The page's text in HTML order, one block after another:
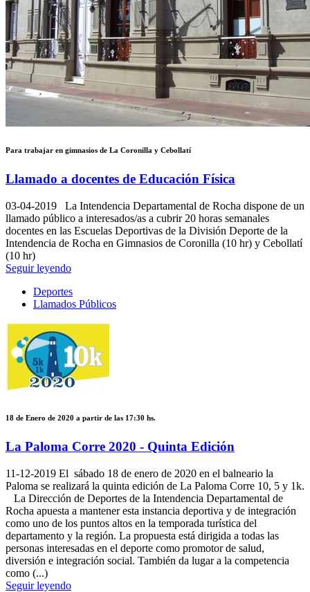
Para trabajar en gimnasios de La Coronilla y Cebollatí
Llamado a docentes de Educación Física
03-04-2019 La Intendencia Departamental de Rocha dispone de un
llamado público a interesados/as a cubrir 20 horas semanales
docentes en las Escuelas Deportivas de la División Deporte de la
Intendencia de Rocha en Gimnasios de Coronilla (10 hr) y Cebollatí
(10 hr)
Seguir leyendo
Deportes
Llamados Públicos
18 de Enero de 2020 a partir de las 17:30 hs.
La Paloma Corre 2020 - Quinta Edición
11-12-2019 El sábado 18 de enero de 2020 en el balneario la
Paloma se realizará la quinta edición de La Paloma Corre 10, 5 y 1k.
La Dirección de Deportes de la Intendencia Departamental de
Rocha apuesta a mantener esta instancia deportiva y de integración
como uno de los puntos altos en la temporada turística del
departamento y la región. La propuesta está dirigida a todas las
personas interesadas en el deporte como promotor de salud,
diversión e integración social. También da lugar a la competencia
como (...)
Seguir leyendo